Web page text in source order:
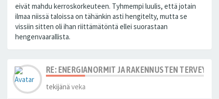
eivät mahdu kerroskorkeuteen. Tyhmempi luulis, että jotain
ilmaa niissä taloissa on tähänkin asti hengitelty, mutta se
vissiin sitten oli ihan riittämätöntä ellei suorastaan
hengenvaarallista.
RE: ENERGIANORMIT JA RAKENNUSTEN TERVEYS
tekijänä veka